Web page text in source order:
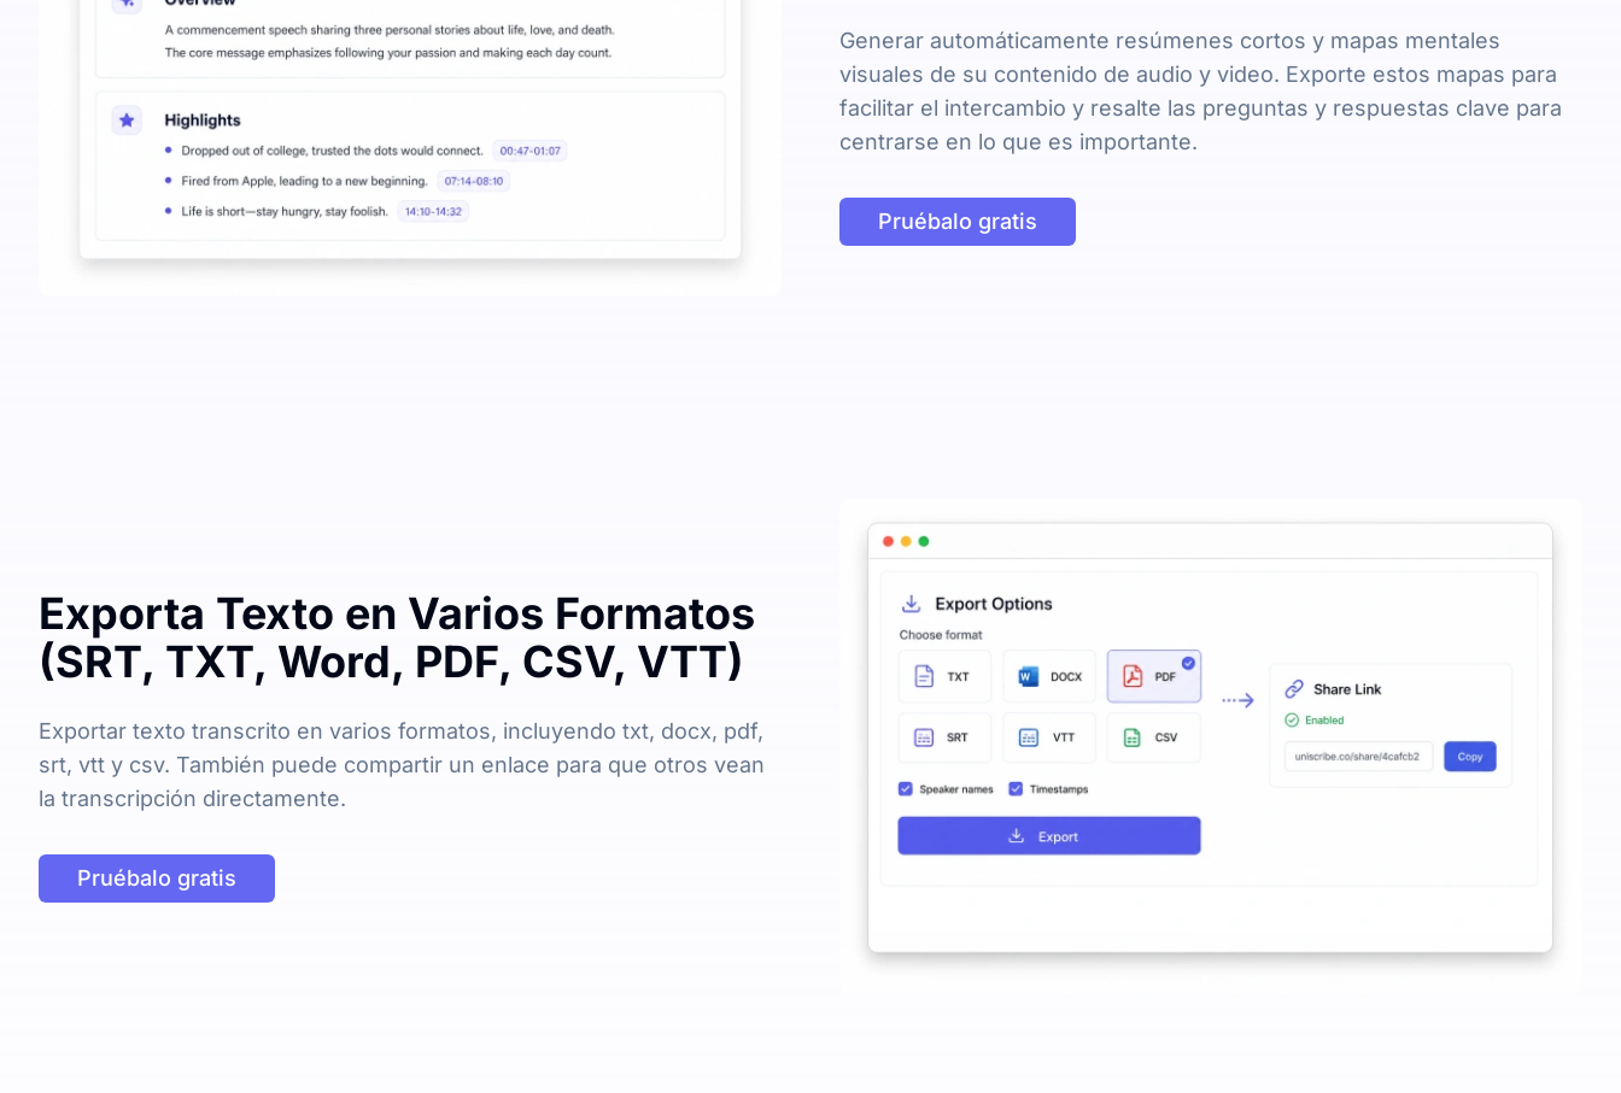
Generar automáticamente resúmenes cortos y mapas mentales
visuales de su contenido de audio y video. Exporte estos mapas para
facilitar el intercambio y resalte las preguntas y respuestas clave para
centrarse en lo que es importante.
Pruébalo gratis
Exporta Texto en Varios Formatos
(SRT, TXT, Word, PDF, CSV, VTT)
Exportar texto transcrito en varios formatos, incluyendo txt, docx, pdf,
srt, vtt y csv. También puede compartir un enlace para que otros vean
la transcripción directamente.
Pruébalo gratis